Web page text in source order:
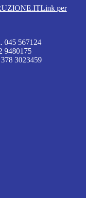
Link per
045 567124
9480175
3023459